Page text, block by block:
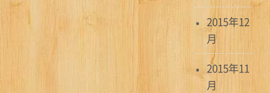
2015年12
月
2015年11
月